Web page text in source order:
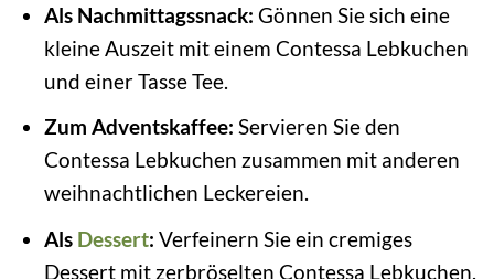
Als Nachmittagssnack: Gönnen Sie sich eine
kleine Auszeit mit einem Contessa Lebkuchen
und einer Tasse Tee.
Zum Adventskaffee: Servieren Sie den
Contessa Lebkuchen zusammen mit anderen
weihnachtlichen Leckereien.
Als Dessert: Verfeinern Sie ein cremiges
Dessert mit zerbröselten Contessa Lebkuchen.